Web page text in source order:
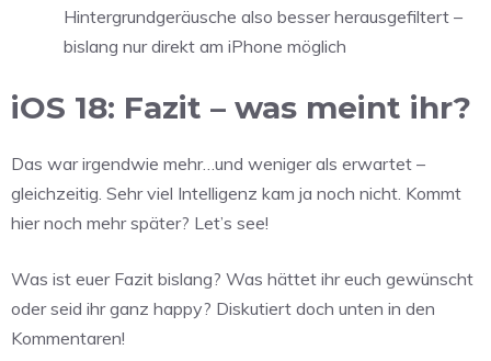
Hintergrundgeräusche also besser herausgefiltert –
bislang nur direkt am iPhone möglich
iOS 18: Fazit – was meint ihr?
Das war irgendwie mehr…und weniger als erwartet –
gleichzeitig. Sehr viel Intelligenz kam ja noch nicht. Kommt
hier noch mehr später? Let’s see!
Was ist euer Fazit bislang? Was hättet ihr euch gewünscht
oder seid ihr ganz happy? Diskutiert doch unten in den
Kommentaren!